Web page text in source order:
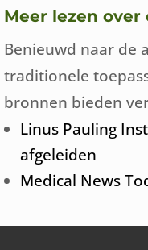
Meer lezen
Benieuwd naar de
traditionele
bronnen bieden
Linus Pauling
afgeleiden
Medical News